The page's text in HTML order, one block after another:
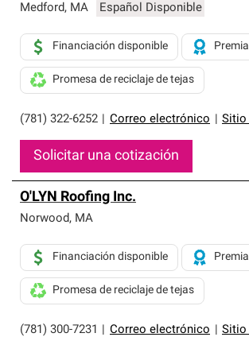
Medford, MA Español Disponible
(781) 322-6252 Correo electrónico Sitio
Financiación disponible
Promesa de reciclaje de tejas
Solicitar una cotización
O'LYN Roofing Inc.
Norwood, MA
(781) 300-7231 Correo electrónico Sitio
Financiación disponible
Promesa de reciclaje de tejas